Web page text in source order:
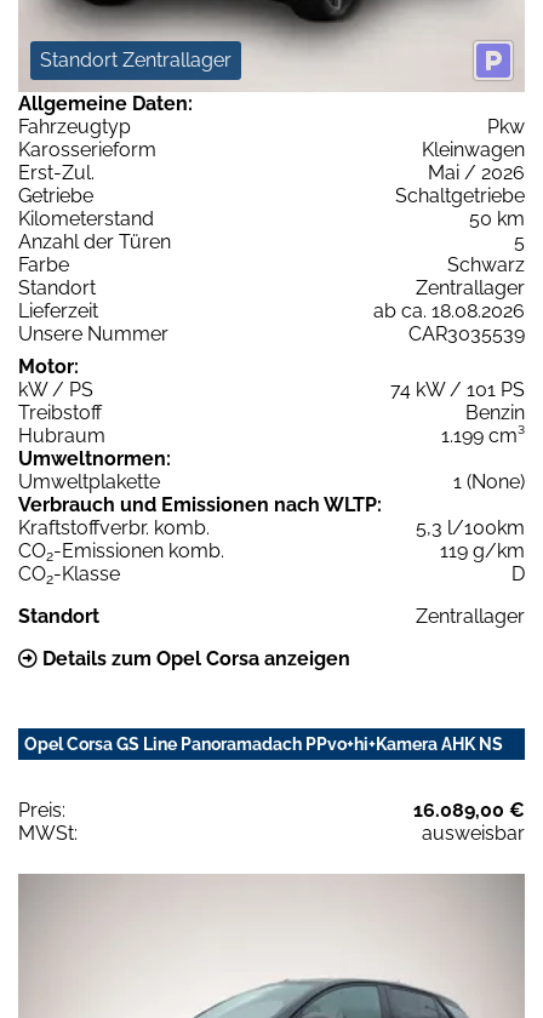
Standort Zentrallager
Allgemeine Daten:
Fahrzeugtyp
Pkw
Karosserieform
Kleinwagen
Erst-Zul.
Mai / 2026
Getriebe
Schaltgetriebe
Kilometerstand
50 km
Anzahl der Türen
5
Farbe
Schwarz
Standort
Zentrallager
Lieferzeit
ab ca. 18.08.2026
Unsere Nummer
CAR3035539
Motor:
kW / PS
74 kW / 101 PS
Treibstoff
Benzin
Hubraum
1.199 cm³
Umweltnormen:
Umweltplakette
1 (None)
Verbrauch und Emissionen nach WLTP:
Kraftstoffverbr. komb.
5,3 l/100km
CO2-Emissionen komb.
119 g/km
CO2-Klasse
D
Standort
Zentrallager
Details zum Opel Corsa anzeigen
Opel Corsa GS Line Panoramadach PPvo+hi+Kamera AHK NS
Preis:
16.089,00 €
MWSt:
ausweisbar